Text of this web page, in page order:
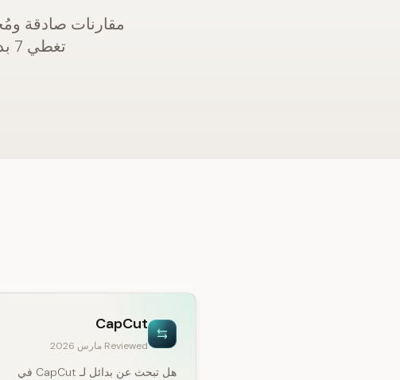
مقارنات صادقة
تغطي 7 بدائل مع الأسعار والمزايا والعيوب ومصفوفة الميزات.
CapCut
Reviewed مارس 2026
هل تبحث عن بدائل لـ CapCut في